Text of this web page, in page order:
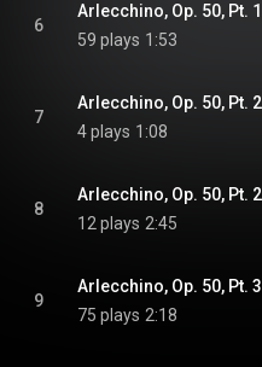
6
59 plays 1:53
7
4 plays 1:08
8
12 plays 2:45
9
75 plays 2:18